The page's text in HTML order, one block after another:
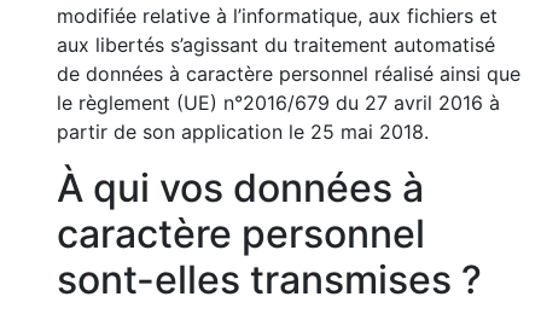
modifiée relative à l’informatique, aux fichiers et
aux libertés s’agissant du traitement automatisé
de données à caractère personnel réalisé ainsi que
le règlement (UE) n°2016/679 du 27 avril 2016 à
partir de son application le 25 mai 2018.
À qui vos données à
caractère personnel
sont-elles transmises ?